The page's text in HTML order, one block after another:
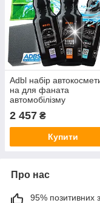
Adbl набір
на для фаната
автомобілізму
2 457 ₴
Купити
Про нас
95% позитивних з